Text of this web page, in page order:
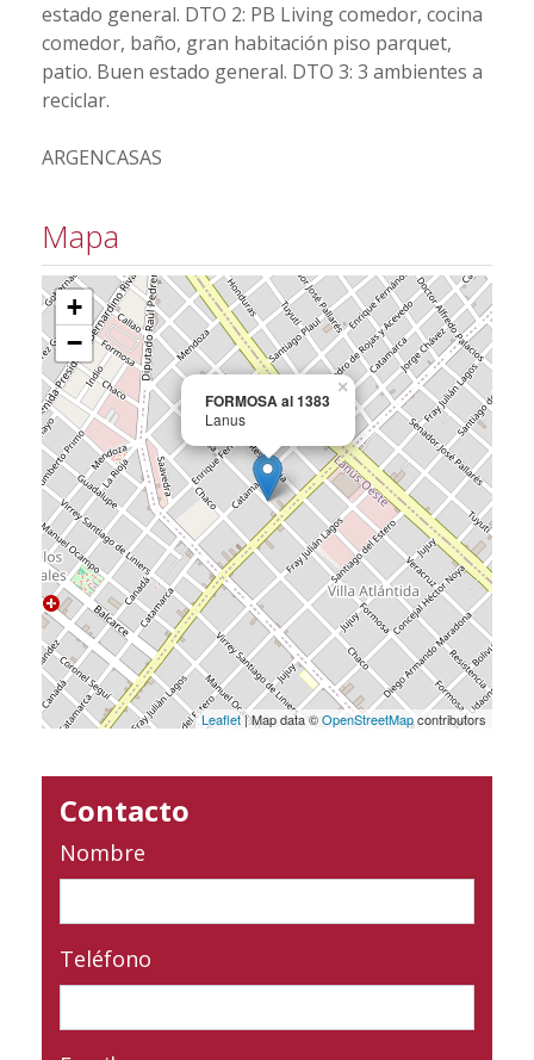
estado general. DTO 2: PB Living comedor, cocina
comedor, baño, gran habitación piso parquet,
patio. Buen estado general. DTO 3: 3 ambientes a
reciclar.
ARGENCASAS
Mapa
FORMOSA al 1383
Lanus
×
+
−
Leaflet| Map data ©OpenStreetMapcontributors
Contacto
Nombre
Teléfono